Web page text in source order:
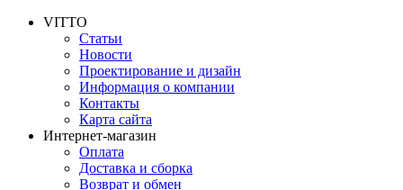
VITTO
Статьи
Новости
Проектирование и дизайн
Информация о компании
Контакты
Карта сайта
Интернет-магазин
Оплата
Доставка и сборка
Возврат и обмен